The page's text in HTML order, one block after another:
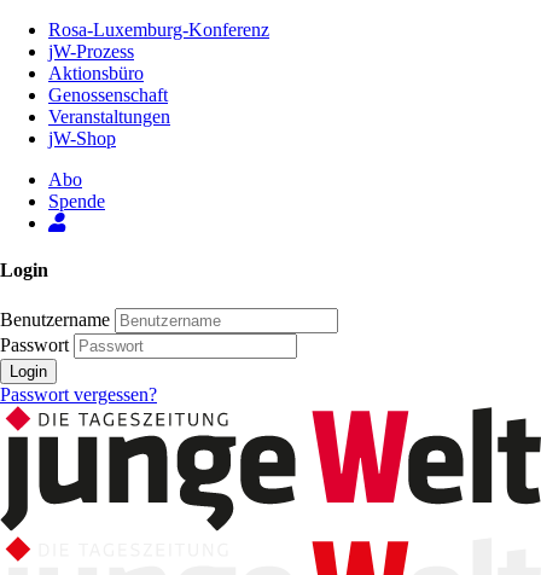
Inhalt
Seite
Rosa-Luxemburg-Konferenz
jW-Prozess
Aktionsbüro
Genossenschaft
Veranstaltungen
jW-Shop
Abo
Spende
Login
Benutzername
Passwort
Login
Passwort vergessen?